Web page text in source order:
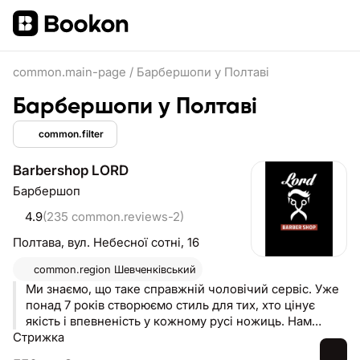
common.main-page / Барбершопи у Полтаві
Барбершопи у Полтаві
common.filter
Barbershop LORD
Барбершоп
4.9(235 common.reviews-2)
Полтава, вул. Небесної сотні, 16
common.region Шевченківський
Ми знаємо, що таке справжній чоловічий сервіс. Уже
понад 7 років створюємо стиль для тих, хто цінує
якість і впевненість у кожному русі ножиць. Нам
довірили свій образ понад 7 000 клієнтів — і кожен із
Стрижка